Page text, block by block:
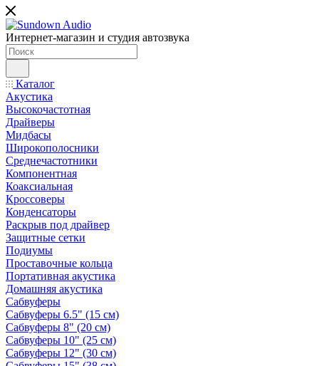
Интернет-магазин и студия автозвука
Каталог
Акустика
Высокочастотная
Драйверы
Мидбасы
Широкополосники
Среднечастотники
Компонентная
Коаксиальная
Кроссоверы
Конденсаторы
Раскрыв под драйвер
Защитные сетки
Подиумы
Проставочные кольца
Портативная акустика
Домашняя акустика
Сабвуферы
Сабвуферы 6.5" (15 см)
Сабвуферы 8" (20 см)
Сабвуферы 10" (25 см)
Сабвуферы 12" (30 см)